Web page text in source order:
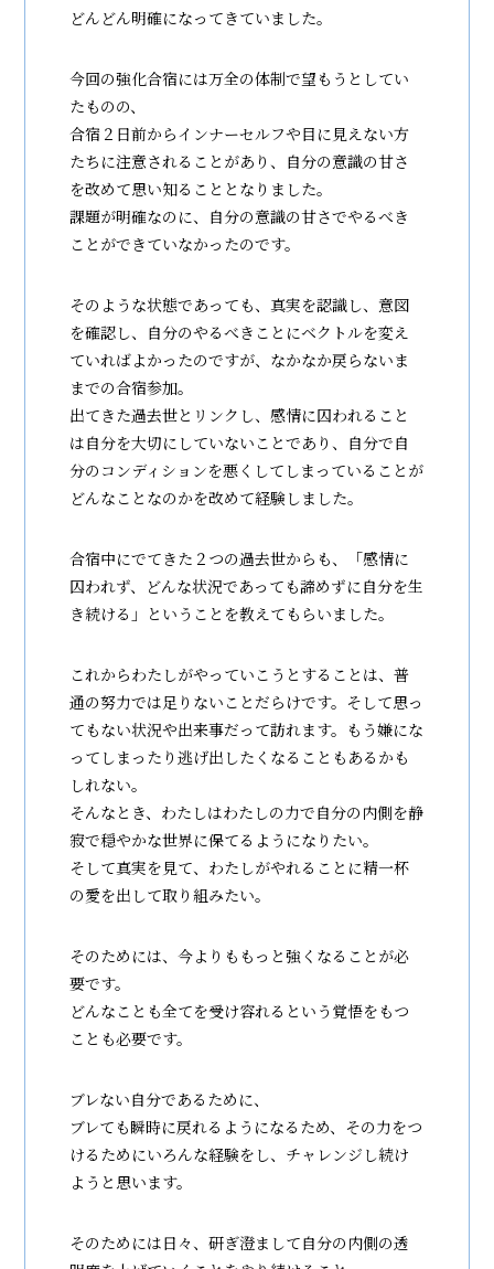
どんどん明確になってきていました。
今回の強化合宿には万全の体制で望もうとしてい
たものの、
合宿２日前からインナーセルフや目に見えない方
たちに注意されることがあり、自分の意識の甘さ
を改めて思い知ることとなりました。
課題が明確なのに、自分の意識の甘さでやるべき
ことができていなかったのです。
そのような状態であっても、真実を認識し、意図
を確認し、自分のやるべきことにベクトルを変え
ていればよかったのですが、なかなか戻らないま
までの合宿参加。
出てきた過去世とリンクし、感情に囚われること
は自分を大切にしていないことであり、自分で自
分のコンディションを悪くしてしまっていることが
どんなことなのかを改めて経験しました。
合宿中にでてきた２つの過去世からも、「感情に
囚われず、どんな状況であっても諦めずに自分を生
き続ける」ということを教えてもらいました。
これからわたしがやっていこうとすることは、普
通の努力では足りないことだらけです。そして思っ
てもない状況や出来事だって訪れます。もう嫌にな
ってしまったり逃げ出したくなることもあるかも
しれない。
そんなとき、わたしはわたしの力で自分の内側を静
寂で穏やかな世界に保てるようになりたい。
そして真実を見て、わたしがやれることに精一杯
の愛を出して取り組みたい。
そのためには、今よりももっと強くなることが必
要です。
どんなことも全てを受け容れるという覚悟をもつ
ことも必要です。
ブレない自分であるために、
ブレても瞬時に戻れるようになるため、その力をつ
けるためにいろんな経験をし、チャレンジし続け
ようと思います。
そのためには日々、研ぎ澄まして自分の内側の透